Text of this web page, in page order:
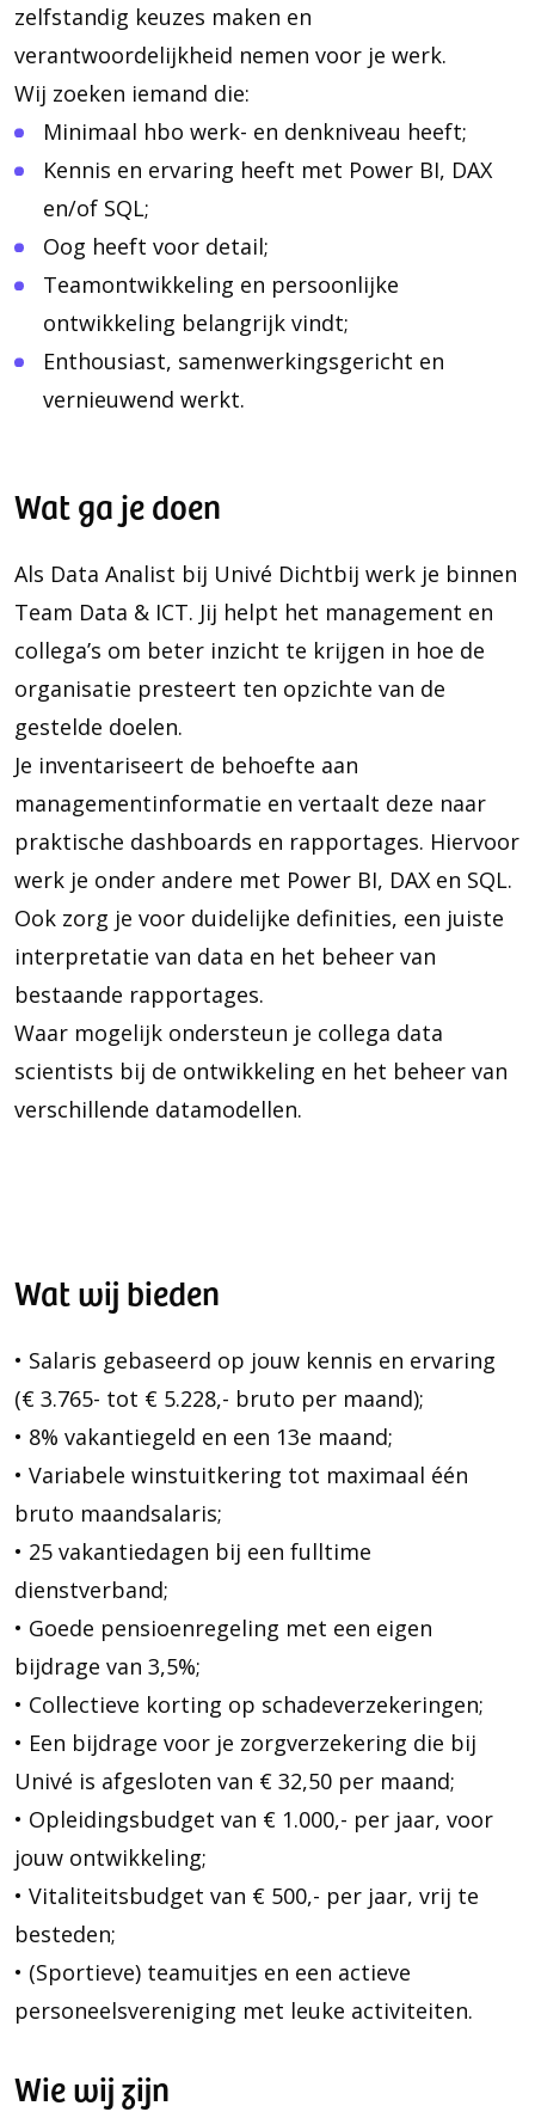
zelfstandig keuzes maken en
verantwoordelijkheid nemen voor je werk.
Wij zoeken iemand die:
Minimaal hbo werk- en denkniveau heeft;
Kennis en ervaring heeft met Power BI, DAX
en/of SQL;
Oog heeft voor detail;
Teamontwikkeling en persoonlijke
ontwikkeling belangrijk vindt;
Enthousiast, samenwerkingsgericht en
vernieuwend werkt.
Wat ga je doen
Als Data Analist bij Univé Dichtbij werk je binnen
Team Data & ICT. Jij helpt het management en
collega’s om beter inzicht te krijgen in hoe de
organisatie presteert ten opzichte van de
gestelde doelen.
Je inventariseert de behoefte aan
managementinformatie en vertaalt deze naar
praktische dashboards en rapportages. Hiervoor
werk je onder andere met Power BI, DAX en SQL.
Ook zorg je voor duidelijke definities, een juiste
interpretatie van data en het beheer van
bestaande rapportages.
Waar mogelijk ondersteun je collega data
scientists bij de ontwikkeling en het beheer van
verschillende datamodellen.
Wat wij bieden
• Salaris gebaseerd op jouw kennis en ervaring
(€ 3.765- tot € 5.228,- bruto per maand);
• 8% vakantiegeld en een 13e maand;
• Variabele winstuitkering tot maximaal één
bruto maandsalaris;
• 25 vakantiedagen bij een fulltime
dienstverband;
• Goede pensioenregeling met een eigen
bijdrage van 3,5%;
• Collectieve korting op schadeverzekeringen;
• Een bijdrage voor je zorgverzekering die bij
Univé is afgesloten van € 32,50 per maand;
• Opleidingsbudget van € 1.000,- per jaar, voor
jouw ontwikkeling;
• Vitaliteitsbudget van € 500,- per jaar, vrij te
besteden;
• (Sportieve) teamuitjes en een actieve
personeelsvereniging met leuke activiteiten.
Wie wij zijn